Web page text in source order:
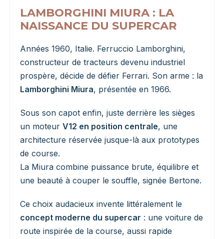
LAMBORGHINI MIURA : LA
NAISSANCE DU SUPERCAR
Années 1960, Italie. Ferruccio Lamborghini,
constructeur de tracteurs devenu industriel
prospère, décide de défier Ferrari. Son arme : la
Lamborghini Miura, présentée en 1966.
Sous son capot enfin, juste derrière les sièges
un moteur V12 en position centrale, une
architecture réservée jusque-là aux prototypes
de course.
La Miura combine puissance brute, équilibre et
une beauté à couper le souffle, signée Bertone.
Ce choix audacieux invente littéralement le
concept moderne du supercar : une voiture de
route inspirée de la course, aussi rapide